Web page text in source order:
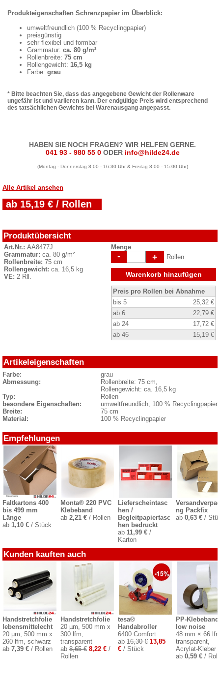
Produkteigenschaften Schrenzpapier im Überblick:
umweltfreundlich (100 % Recyclingpapier)
preisgünstig
sehr flexibel und formbar
Grammatur: ca. 80 g/m²
Rollenbreite: 75 cm
Rollengewicht: 16,5 kg
Farbe: grau
* Bitte beachten Sie, dass das angegebene Gewicht der Rollenware
ungefähr ist und variieren kann. Der endgültige Preis wird entsprechend
des tatsächlichen Gewichts bei Warenausgang angepasst.
HABEN SIE NOCH FRAGEN? WIR HELFEN GERNE.
041 93 - 980 55 0 ODER info@hilde24.de
(Montag - Donnerstag 8:00 - 16:30 Uhr & Freitag 8:00 - 15:00 Uhr)
Alle Artikel ansehen
ab 15,19 € / Rollen
Produktübersicht
Art.Nr.: AA8477J
Grammatur: ca. 80 g/m²
Rollenbreite: 75 cm
Rollengewicht: ca. 16,5 kg
VE: 2 Rll.
Menge
- + Rollen
Warenkorb hinzufügen
Preis pro Rollen bei Abnahme
bis 5
25,32 €
ab 6
22,79 €
ab 24
17,72 €
ab 46
15,19 €
Artikeleigenschaften
Farbe:
grau
Abmessung:
Rollenbreite: 75 cm,
Rollengewicht: ca. 16,5 kg
Typ:
Rollen
besondere Eigenschaften:
umweltfreundlich, 100 % Recyclingpapier
Breite:
75 cm
Material:
100 % Recyclingpapier
Empfehlungen
Faltkartons 400
bis 499 mm
Länge
ab 1,10 € / Stück
Monta® 220 PVC
Klebeband
ab 2,21 €/ Rollen
Lieferscheintasc
hen /
Begleitpapiertasc
hen bedruckt
ab11,99 € /
Karton
ng Packfix
ab 0,63 €/
Kunden kauften auch
Handstretchfolie
lebensmittelecht
20 µm, 500 mm x
260 lfm, schwarz
ab 7,39 € / Rollen
Handstretchfolie
20 µm, 500 mm x
300 lfm,
transparent
ab8,65 € 8,22 €/
Rollen
tesa®
Handabroller
6400 Comfort
ab16,30 € 13,85
€ / Stück
PP-Klebeband
low noise
48 mm × 66
transparent,
Acrylat-Kleber
ab 0,59 €/